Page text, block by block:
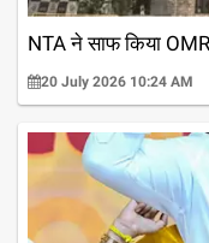
NTA ने साफ किया
20 July 2026 10:24 AM